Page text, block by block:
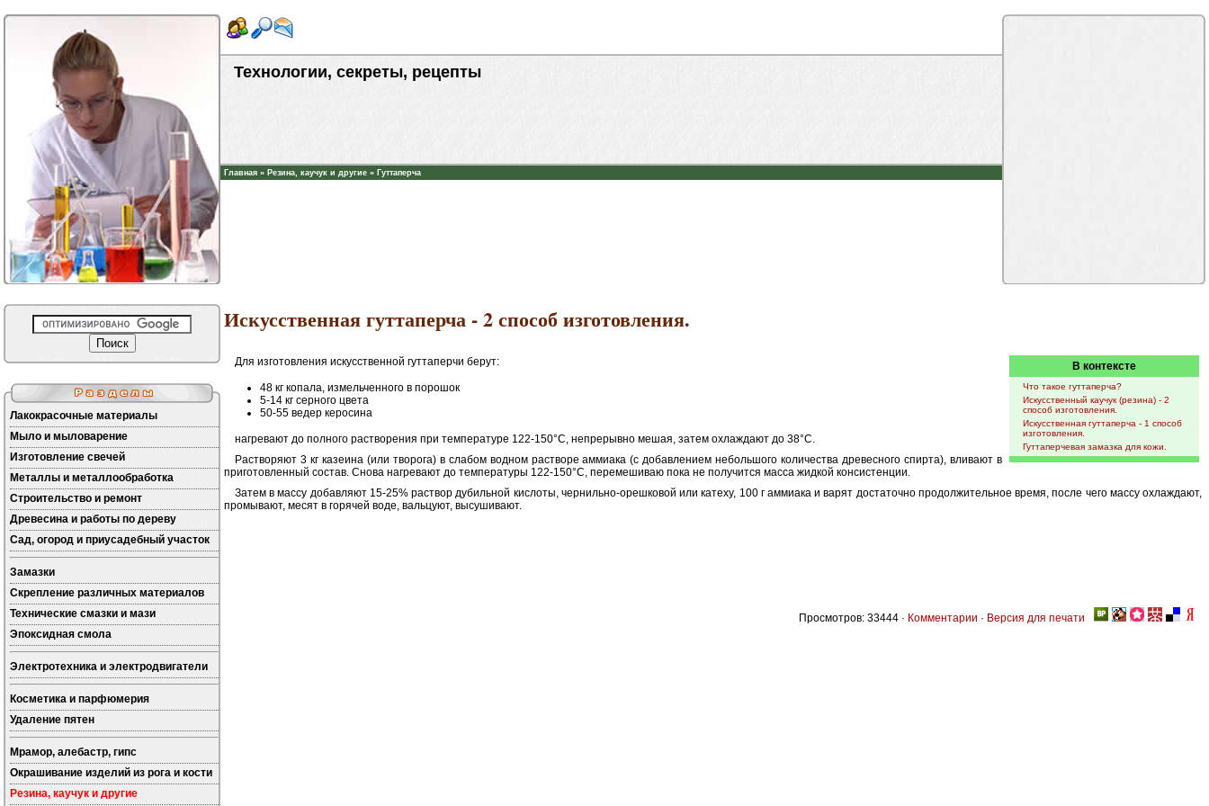
Технологии, секреты, рецепты
Главная » Резина, каучук и другие » Гуттаперча
Лакокрасочные материалы
Мыло и мыловарение
Изготовление свечей
Металлы и металлообработка
Строительство и ремонт
Древесина и работы по дереву
Сад, огород и приусадебный участок
Замазки
Скрепление различных материалов
Технические смазки и мази
Эпоксидная смола
Электротехника и электродвигатели
Косметика и парфюмерия
Удаление пятен
Мрамор, алебастр, гипс
Окрашивание изделий из рога и кости
Резина, каучук и другие
Искусственная гуттаперча - 2 способ изготовления.
В контексте
Что такое гуттаперча?
Искусственный каучук (резина) - 2
способ изготовления.
Искусственная гуттаперча - 1 способ
изготовления.
Гуттаперчевая замазка для кожи.
Для изготовления искусственной гуттаперчи берут:
48 кг копала, измельченного в порошок
5-14 кг серного цвета
50-55 ведер керосина
нагревают до полного растворения при температуре 122-150°С, непрерывно мешая, затем охлаждают до 38°С.
Растворяют 3 кг казеина (или творога) в слабом водном растворе аммиака (с добавлением небольшого количества древесного спирта), вливают в
приготовленный состав. Снова нагревают до температуры 122-150°С, перемешиваю пока не получится масса жидкой консистенции.
Затем в массу добавляют 15-25% раствор дубильной кислоты, чернильно-орешковой или катеху, 100 г аммиака и варят достаточно продолжительное время, после чего массу охлаждают,
промывают, месят в горячей воде, вальцуют, высушивают.
Просмотров: 33444 · Комментарии · Версия для печати